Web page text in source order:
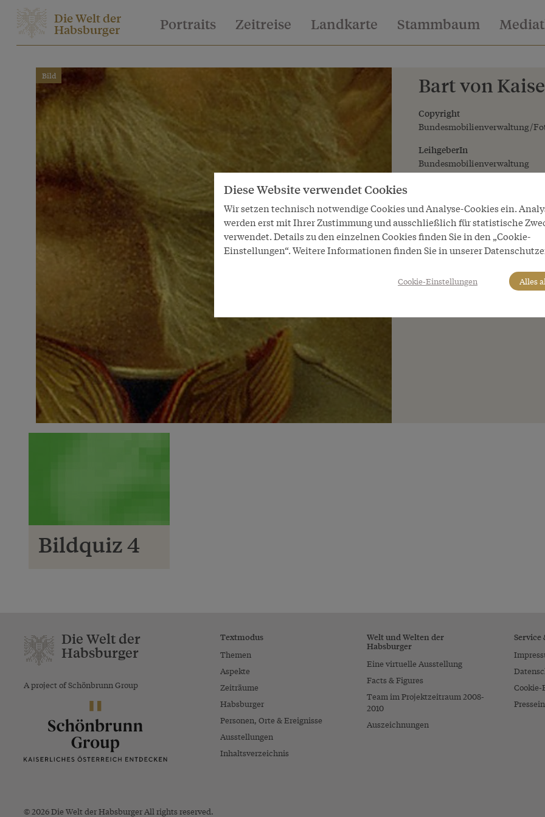
Die Welt der
Habsburger Portraits Zeitreise Landkarte Stammbaum
Bild Bart von
Copyright
Bundesmobilienverwaltung/
LeihgeberIn
Bundesmobilienverwaltung
Bildquiz 4
Die Welt der
Habsburger
A project of Schönbrunn Group
Textmodus
Themen
Aspekte
Zeiträume
Habsburger
Personen, Orte & Ereignisse
Ausstellungen
Inhaltsverzeichnis
Welt und Welten der
Habsburger
Eine virtuelle Ausstellung
Facts & Figures
Team im Projektzeitraum 2008-
2010
Auszeichnungen
© 2026 Die Welt der Habsburger All rights reserved.
Diese Website verwendet Cookies
Wir setzen technisch notwendige Cookies und Analyse-Cookies ein.
werden erst mit Ihrer Zustimmung und ausschließlich für statistische
verwendet. Details zu den einzelnen Cookies finden Sie in den „Cookie-
Einstellungen“. Weitere Informationen finden Sie in unserer
Cookie-Einstellungen Alles